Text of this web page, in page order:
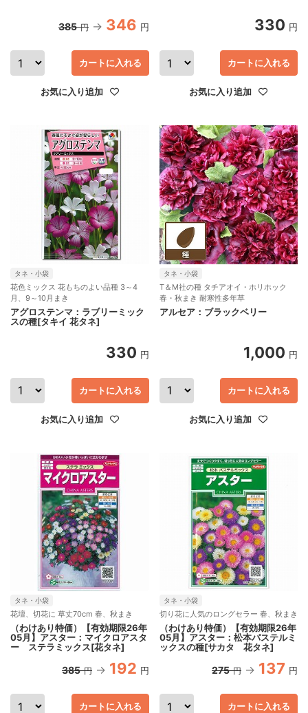
385 円 346 円
カートに入れる
お気に入り追加
330 円
カートに入れる
お気に入り追加
タネ・小袋
花色ミックス 花もちのよい品種 3～4
月、9～10月まき
アグロステンマ：ラブリーミック
スの種[タキイ 花タネ]
330 円
カートに入れる
お気に入り追加
タネ・小袋
T＆M社の種 タチアオイ・ホリホック
春・秋まき 耐寒性多年草
アルセア：ブラックベリー
1,000 円
カートに入れる
お気に入り追加
タネ・小袋
花壇、切花に 草丈70cm 春、秋まき
（わけあり特価）【有効期限26年
05月】アスター：マイクロアスタ
ー ステラミックス[花タネ]
385 円 192 円
カートに入れる
タネ・小袋
切り花に人気のロングセラー 春、秋まき
（わけあり特価）【有効期限26年
05月】アスター：松本パステルミ
ックスの種[サカタ 花タネ]
275 円 137 円
カートに入れる